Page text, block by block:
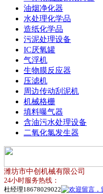
油烟净化器
水处理化学品
造纸化学品
污泥处理设备
IC厌氧罐
气浮机
生物膜反应器
压滤机
周边传动刮泥机
机械格栅
填料曝气器
含油污水处理设备
二氧化氯发生器
潍坊市中创机械有限公司
24小时服务热线：
杜经理18678029022